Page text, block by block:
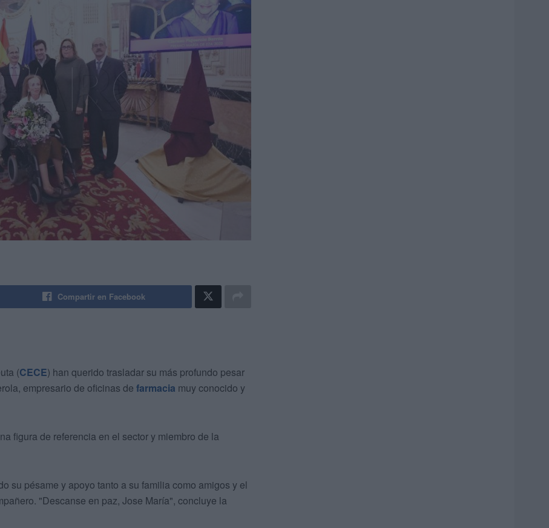
Compartir en Facebook
(CECE) han querido trasladar su más profundo pesar
empresario de oficinas de farmacia muy conocido y
figura de referencia en el sector y miembro de la
su pésame y apoyo tanto a su familia como amigos y el
"Descanse en paz, Jose María", concluye la